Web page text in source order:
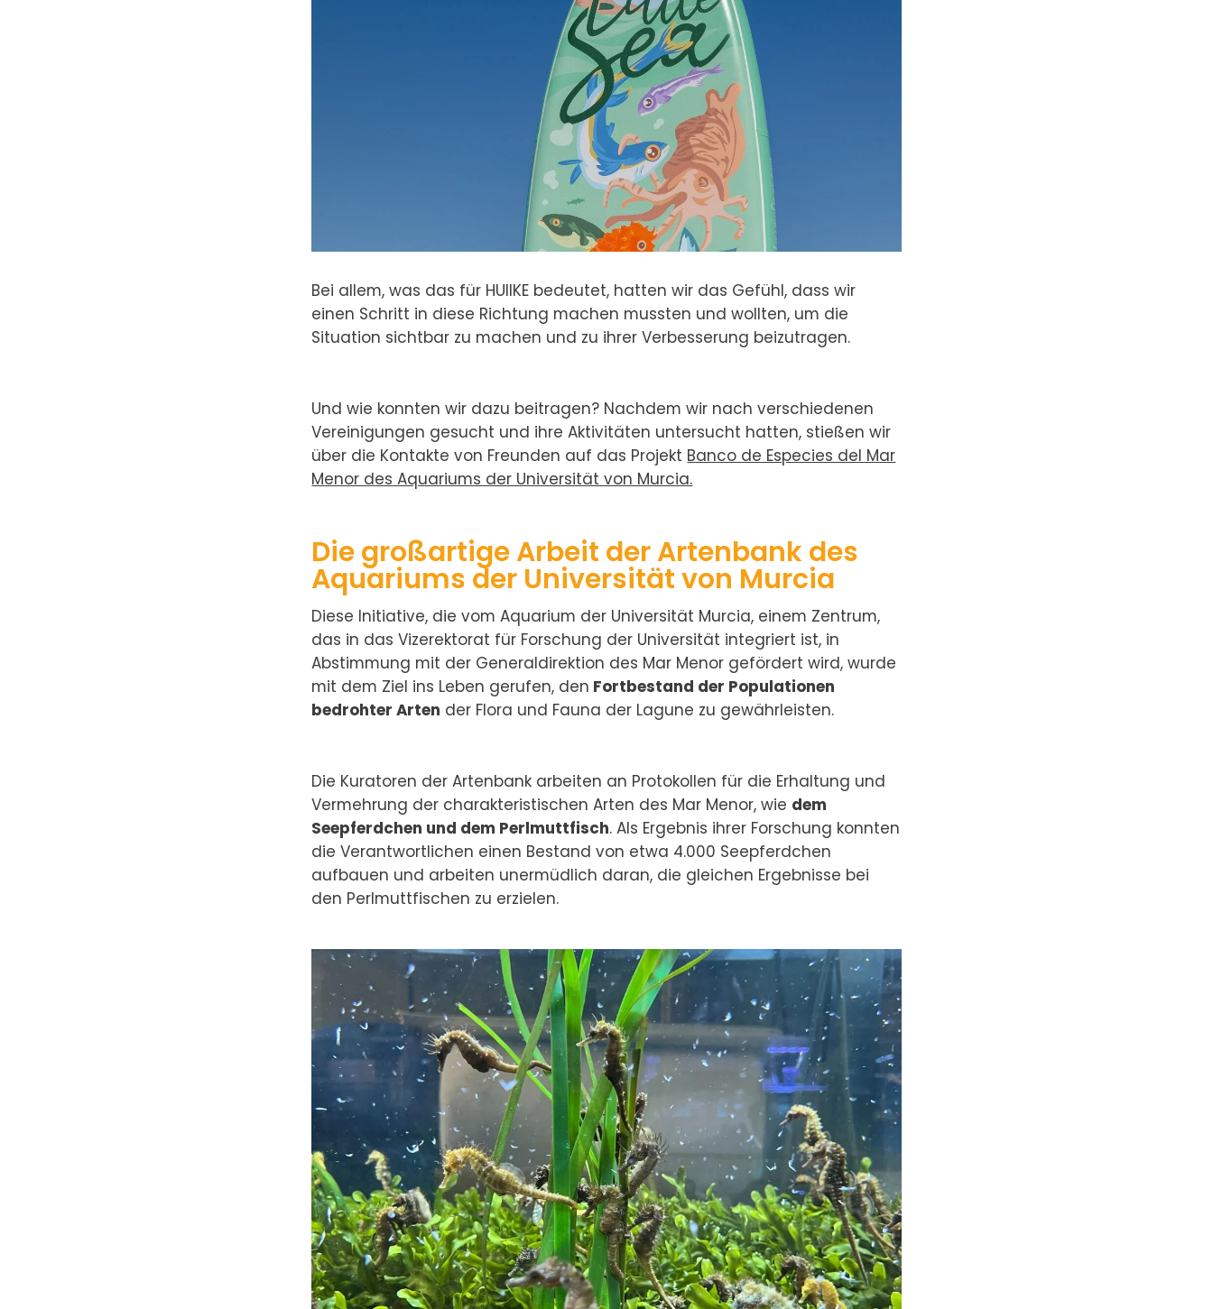
Bei allem, was das für HUIIKE bedeutet, hatten wir das Gefühl, dass wir
einen Schritt in diese Richtung machen mussten und wollten, um die
Situation sichtbar zu machen und zu ihrer Verbesserung beizutragen.
Und wie konnten wir dazu beitragen? Nachdem wir nach verschiedenen
Vereinigungen gesucht und ihre Aktivitäten untersucht hatten, stießen wir
über die Kontakte von Freunden auf das Projekt Banco de Especies del Mar
Menor des Aquariums der Universität von Murcia.
Die großartige Arbeit der Artenbank des
Aquariums der Universität von Murcia
Diese Initiative, die vom Aquarium der Universität Murcia, einem Zentrum,
das in das Vizerektorat für Forschung der Universität integriert ist, in
Abstimmung mit der Generaldirektion des Mar Menor gefördert wird, wurde
mit dem Ziel ins Leben gerufen, den Fortbestand der Populationen
bedrohter Arten der Flora und Fauna der Lagune zu gewährleisten.
Die Kuratoren der Artenbank arbeiten an Protokollen für die Erhaltung und
Vermehrung der charakteristischen Arten des Mar Menor, wie dem
Seepferdchen und dem Perlmuttfisch. Als Ergebnis ihrer Forschung konnten
die Verantwortlichen einen Bestand von etwa 4.000 Seepferdchen
aufbauen und arbeiten unermüdlich daran, die gleichen Ergebnisse bei
den Perlmuttfischen zu erzielen.